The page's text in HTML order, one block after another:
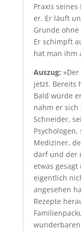
Praxis
er. Er läuft
Grunde
Er schimpft
hat man ihm
Auszug:
jetzt. Bereits
Bald würde
nahm er sich
Schneider,
Mediziner,
darf und der
etwas
eigentlich
angesehen
Rezepte